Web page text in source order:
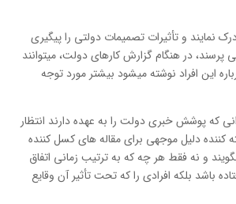
نمایند و تأثیرات تصمیمات دولتی را پیگیری
در هنگام گزارش کارهای دولت، میتوانند
این افراد نوشته میشود بیشتر مورد توجه
که پوشش خبری دولت را به عهده دارند انتظار
دلیل موجهی برای مقاله های کسل کننده
و نه فقط هر چه که به ترتیب زمانی اتفاق
باشد بلکه افرادی را که تحت تأثیر آن وقایع